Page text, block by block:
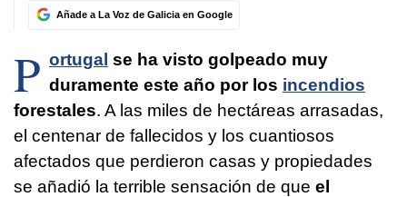
Añade a La Voz de Galicia en Google
P ortugal se ha visto golpeado muy
duramente este año por los incendios
forestales. A las miles de hectáreas arrasadas,
el centenar de fallecidos y los cuantiosos
afectados que perdieron casas y propiedades
se añadió la terrible sensación de que el